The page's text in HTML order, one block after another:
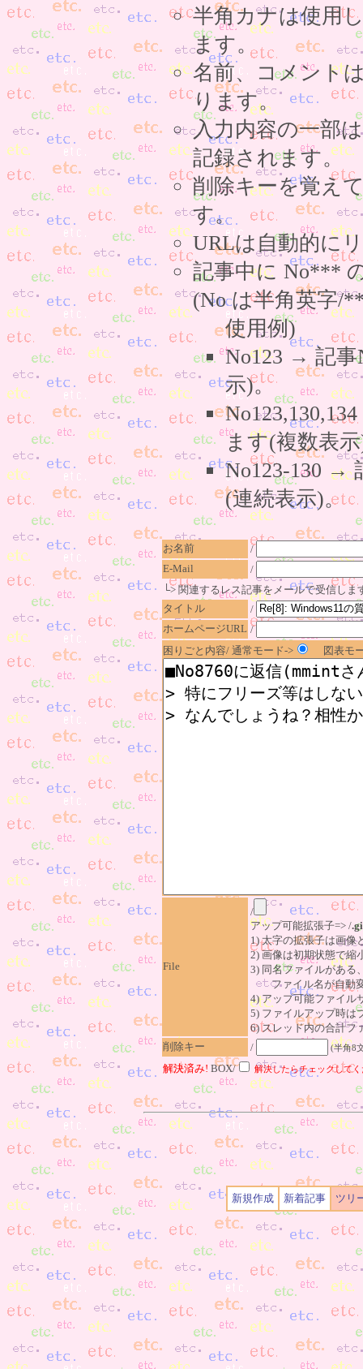
半角カナは使用
ます。
名前、コメント
ります。
入力内容の一部
記録されます。
削除キーを覚え
す。
URLは自動的に
記事中に No***
(No は半角英字/
使用例)
No123 → 記事
示)。
ます(複数表
No123-130 →
(連続表示)。
お名前
/
E-Mail
/
└> 関連するレス記事をメールで受信しま
タイトル
/
ホームページURL /
困りごと内容/ 通常モード->
図表モ
File
/
アップ可能拡張子=> /
1) 太字の拡張子は画像
2) 画像は初期状態で縮
3) 同名ファイルがある
ファイル名が自動
4) アップ可能ファイル
5) ファイルアップ時は
6) スレッド内の合計
削除キー
/ (半角8
解決済み! BOX/ 解決したらチェックして
新規作成 新着記事 ツリ